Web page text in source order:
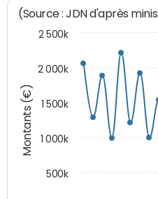
Montants (€)
(Source : JDN d'après
500k
1 000k
1 500k
2 000k
2 500k